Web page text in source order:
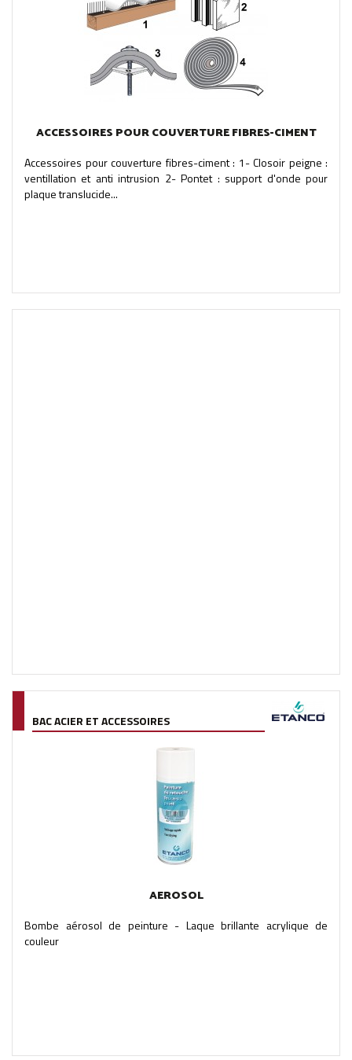
ACCESSOIRES POUR COUVERTURE FIBRES-CIMENT
Accessoires pour couverture fibres-ciment : 1- Closoir peigne :
ventillation et anti intrusion 2- Pontet : support d'onde pour
plaque translucide...
BAC ACIER ET ACCESSOIRES
AEROSOL
Bombe aérosol de peinture - Laque brillante acrylique de
couleur